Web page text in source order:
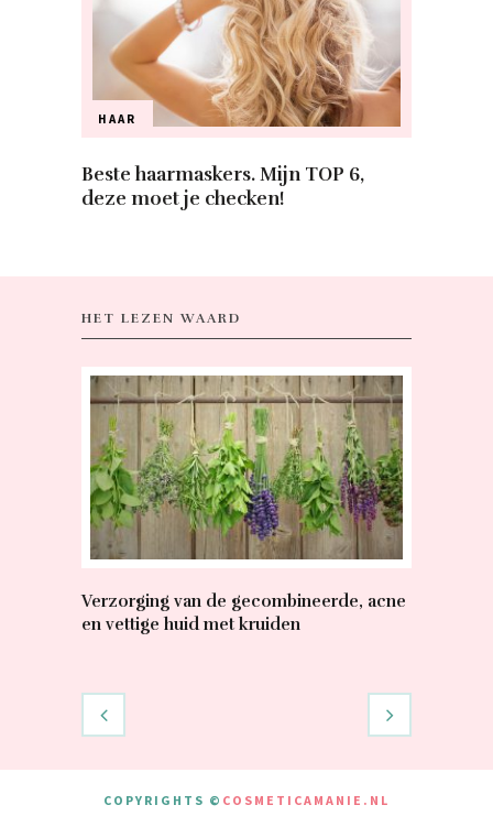
HAAR
Beste haarmaskers. Mijn TOP 6,
deze moet je checken!
HET LEZEN WAARD
Verzorging van de gecombineerde, acne
en vettige huid met kruiden
COPYRIGHTS © COSMETICAMANIE.NL